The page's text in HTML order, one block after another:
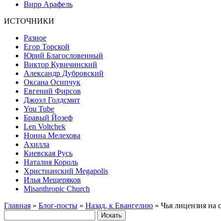
Вирр Арафель
ИСТОЧНИКИ
Разное
Егор Торской
Юрий Благословенный
Виктор Кувичинский
Александр Дубровский
Оксана Осипчук
Евгений Фирсов
Джоэл Голдсмит
You Tube
Бравый Йозеф
Len Voltchek
Нонна Мелехова
Ахилла
Киевская Русь
Наталия Король
Христианский Megapolis
Илья Мещеряков
Misanthropic Church
Главная » Блог-посты » Назад, к Евангелию » Чья лицензия на